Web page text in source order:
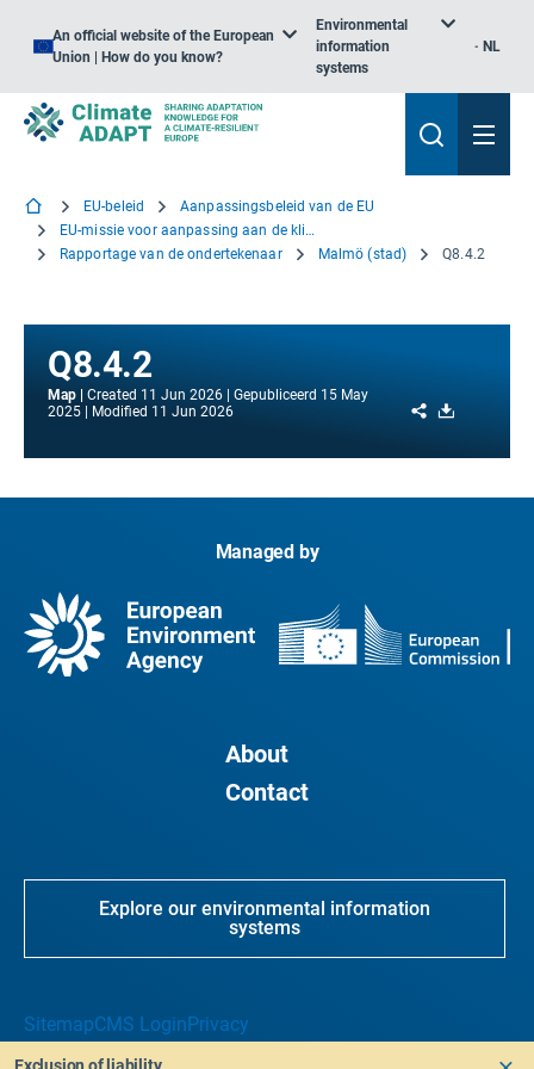
An official website of the European
Union | How do you know?
Environmental
information
systems
NL
EU-beleid
Aanpassingsbeleid van de EU
EU-missie voor aanpassing aan de klimaatverandering
Rapportage van de ondertekenaar
Malmö (stad) Q8.4.2
Q8.4.2
Map Created 11 Jun 2026 Gepubliceerd 15 May
2025
Modified 11 Jun 2026 Share
Managed by
About
Contact
Explore our environmental information
systems
SitemapCMS LoginPrivacy
Exclusion of liability